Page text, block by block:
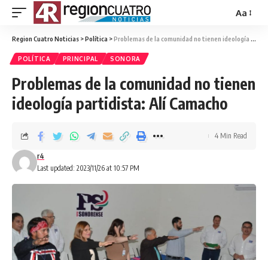
Aa
Region Cuatro Noticias >Política >Problemas de la comunidad no tienen ideología partidista: Alí Camacho
POLÍTICA PRINCIPAL SONORA
Problemas de la comunidad no tienen
ideología partidista: Alí Camacho
Last updated: 2023/11/26 at 10:57 PM
r4
4 Min Read